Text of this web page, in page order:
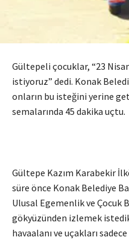
Gültepeli çocuklar, “23
istiyoruz” dedi. Konak
onların bu isteğini yerine
semalarında 45 dakika uçtu.
Gültepe Kazım Karabekir
süre önce Konak Belediye
Ulusal Egemenlik ve Çocuk
gökyüzünden izlemek
havaalanı ve uçakları